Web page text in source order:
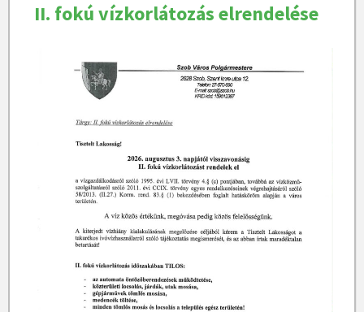
II. fokú vízkorlátozás elrendelése